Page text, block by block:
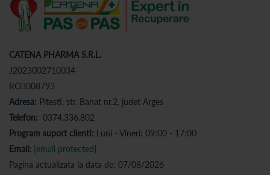
CATENA PHARMA S.R.L.
J2023002710034
RO3008793
Adresa: Pitesti, str. Banat nr.2, judet Arges
Telefon: 0374.336.802
Program suport clienti: Luni - Vineri: 09:00 - 17:00
Email: [email protected]
Pagina actualizata la data de: 07/08/2026